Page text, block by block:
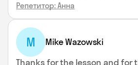
Репетитор: Анна
M Mike Wazowski
Thanks for the lesson and for